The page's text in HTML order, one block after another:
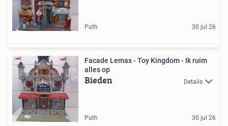
Puth 30 jul 26
Facade Lemax - Toy Kingdom - Ik ruim
alles op
Bieden Details
Puth 30 jul 26